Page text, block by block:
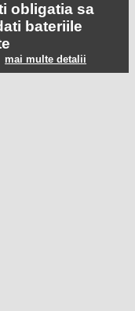
obligatia sa
bateriile
mai multe detalii